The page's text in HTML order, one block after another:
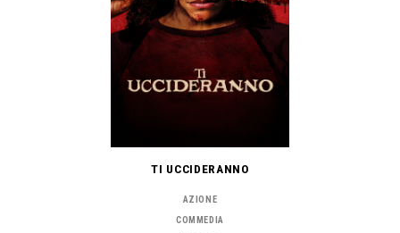
TI UCCIDERANNO
AZIONE
COMMEDIA